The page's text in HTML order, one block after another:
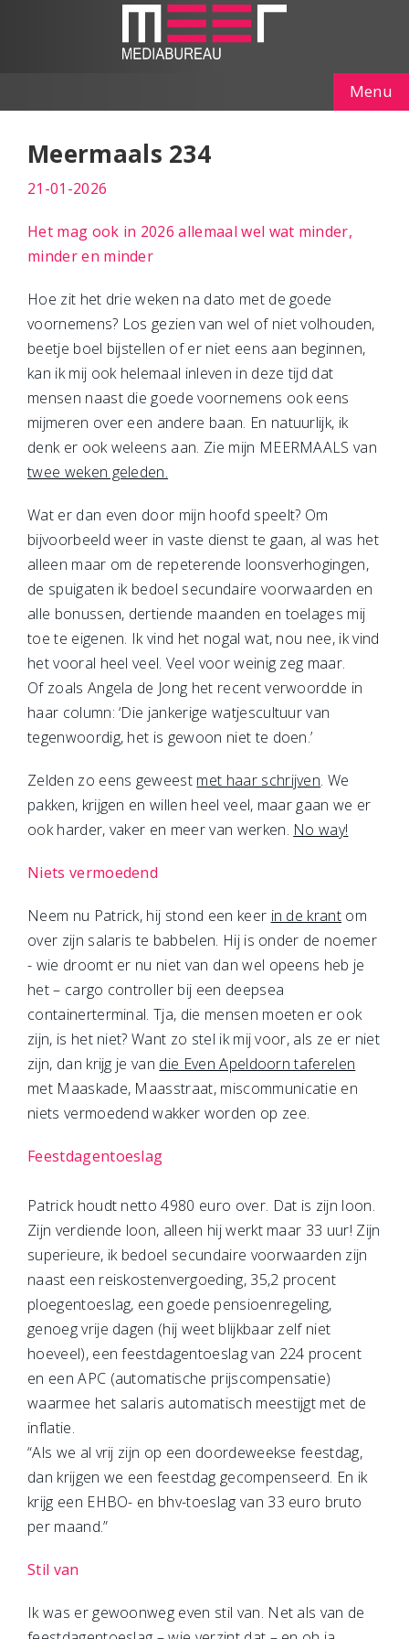
Menu
Meermaals 234
21-01-2026
Het mag ook in 2026 allemaal wel wat minder,
minder en minder
Hoe zit het drie weken na dato met de goede
voornemens? Los gezien van wel of niet volhouden,
beetje boel bijstellen of er niet eens aan beginnen,
kan ik mij ook helemaal inleven in deze tijd dat
mensen naast die goede voornemens ook eens
mijmeren over een andere baan. En natuurlijk, ik
denk er ook weleens aan. Zie mijn MEERMAALS van
twee weken geleden.
Wat er dan even door mijn hoofd speelt? Om
bijvoorbeeld weer in vaste dienst te gaan, al was het
alleen maar om de repeterende loonsverhogingen,
de spuigaten ik bedoel secundaire voorwaarden en
alle bonussen, dertiende maanden en toelages mij
toe te eigenen. Ik vind het nogal wat, nou nee, ik vind
het vooral heel veel. Veel voor weinig zeg maar.
Of zoals Angela de Jong het recent verwoordde in
haar column: ‘Die jankerige watjescultuur van
tegenwoordig, het is gewoon niet te doen.’
Zelden zo eens geweest met haar schrijven. We
pakken, krijgen en willen heel veel, maar gaan we er
ook harder, vaker en meer van werken. No way!
Niets vermoedend
Neem nu Patrick, hij stond een keer in de krant om
over zijn salaris te babbelen. Hij is onder de noemer
- wie droomt er nu niet van dan wel opeens heb je
het – cargo controller bij een deepsea
containerterminal. Tja, die mensen moeten er ook
zijn, is het niet? Want zo stel ik mij voor, als ze er niet
zijn, dan krijg je van die Even Apeldoorn taferelen
met Maaskade, Maasstraat, miscommunicatie en
niets vermoedend wakker worden op zee.
Feestdagentoeslag
Patrick houdt netto 4980 euro over. Dat is zijn loon.
Zijn verdiende loon, alleen hij werkt maar 33 uur! Zijn
superieure, ik bedoel secundaire voorwaarden zijn
naast een reiskostenvergoeding, 35,2 procent
ploegentoeslag, een goede pensioenregeling,
genoeg vrije dagen (hij weet blijkbaar zelf niet
hoeveel), een feestdagentoeslag van 224 procent
en een APC (automatische prijscompensatie)
waarmee het salaris automatisch meestijgt met de
inflatie.
“Als we al vrij zijn op een doordeweekse feestdag,
dan krijgen we een feestdag gecompenseerd. En ik
krijg een EHBO- en bhv-toeslag van 33 euro bruto
per maand.”
Stil van
Ik was er gewoonweg even stil van. Net als van de